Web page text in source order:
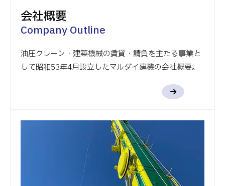
会社概要
Company Outline
油圧クレーン・建築機械の賃貸・請負を主たる事業と
して昭和53年4月設立したマルダイ建機の会社概要。